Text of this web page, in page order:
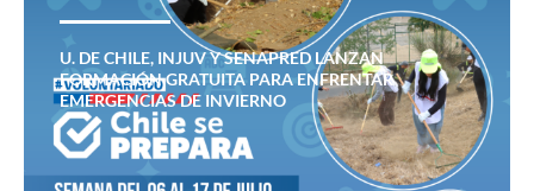
U. DE CHILE, INJUV Y SENAPRED LANZAN
FORMACIÓN GRATUITA PARA ENFRENTAR
EMERGENCIAS DE INVIERNO